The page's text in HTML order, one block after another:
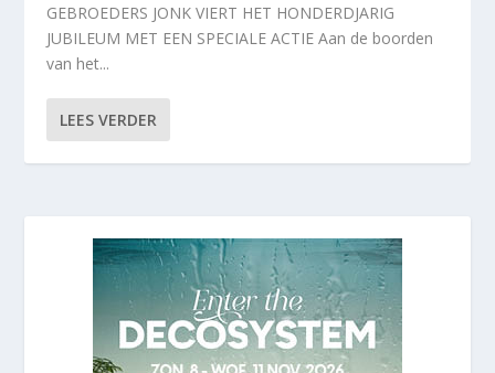
GEBROEDERS JONK VIERT HET HONDERDJARIG
JUBILEUM MET EEN SPECIALE ACTIE Aan de boorden
van het...
LEES VERDER